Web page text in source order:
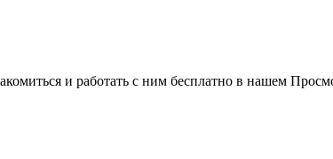
и работать с ним бесплатно в нашем